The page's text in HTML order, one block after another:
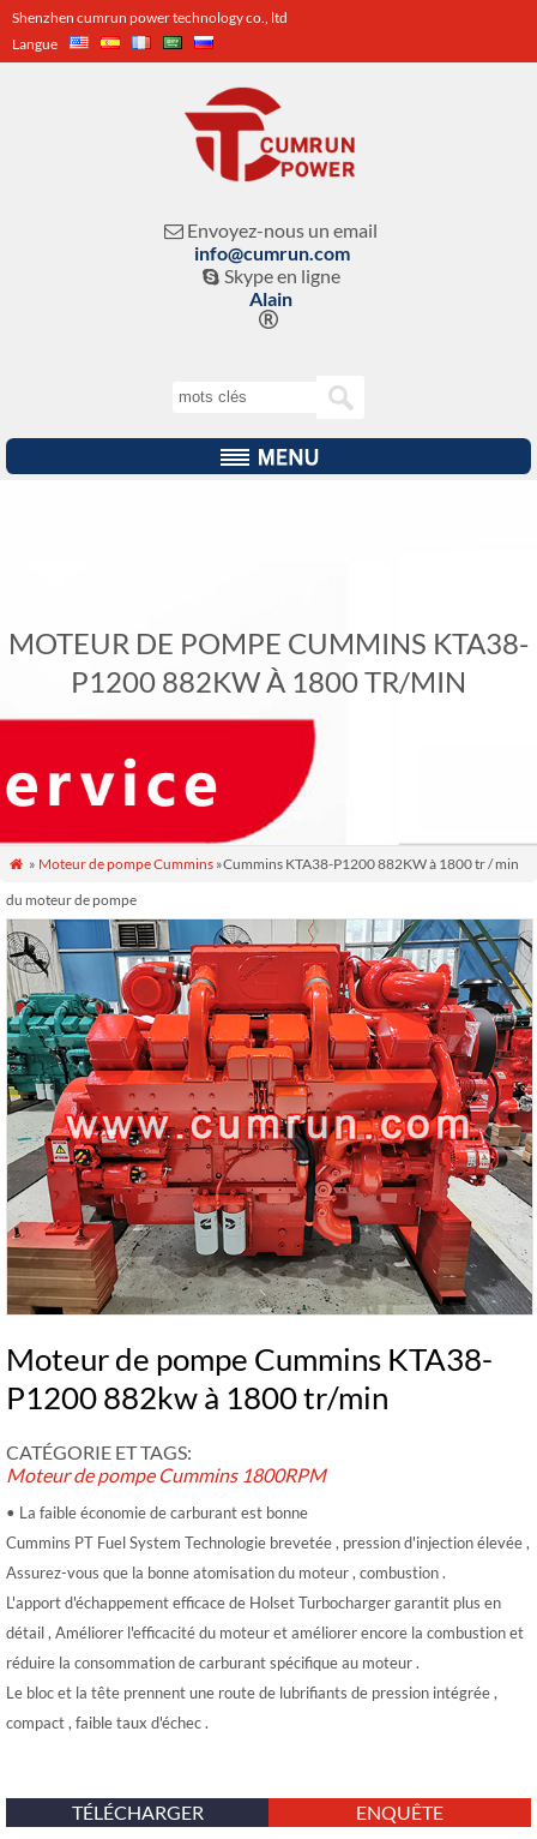
Shenzhen cumrun power technology co., ltd
Langue
 Envoyez-nous un email
info@cumrun.com
 Skype en ligne
Alain

MOTEUR DE POMPE CUMMINS KTA38-
P1200 882KW À 1800 TR/MIN
 » Moteur de pompe Cummins»Cummins KTA38-P1200 882KW à 1800 tr / min
du moteur de pompe
Moteur de pompe Cummins KTA38-
P1200 882kw à 1800 tr/min
CATÉGORIE ET ​​TAGS:
Moteur de pompe Cummins 1800RPM
• La faible économie de carburant est bonne
Cummins PT Fuel System Technologie brevetée , pression d'injection élevée ,
Assurez-vous que la bonne atomisation du moteur , combustion .
L'apport d'échappement efficace de Holset Turbocharger garantit plus en
détail , Améliorer l'efficacité du moteur et améliorer encore la combustion et
réduire la consommation de carburant spécifique au moteur .
Le bloc et la tête prennent une route de lubrifiants de pression intégrée ,
compact , faible taux d'échec .
TÉLÉCHARGER ENQUÊTE